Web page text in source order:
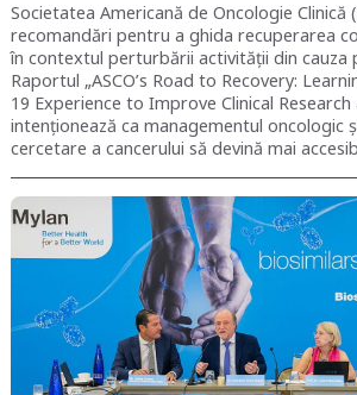
Societatea Americană de Oncologie Clinică
recomandări pentru a ghida recuperarea
în contextul perturbării activității din cauza
Raportul „ASCO’s Road to Recovery:
19 Experience to Improve Clinical Research
intenționează ca managementul oncologic
cercetare a cancerului să devină mai